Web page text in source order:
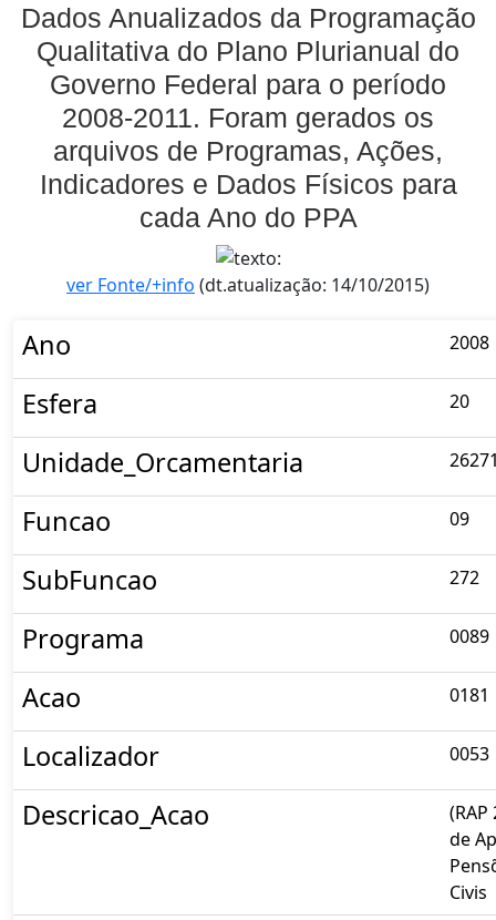
Dados Anualizados da Programação
Qualitativa do Plano Plurianual do
Governo Federal para o período
2008-2011. Foram gerados os
arquivos de Programas, Ações,
Indicadores e Dados Físicos para
cada Ano do PPA
ver Fonte/+info (dt.atualização: 14/10/2015)
Ano 2008
Esfera 20
Unidade_Orcamentaria
Funcao 09
SubFuncao 272
Programa 0089
Acao 0181
Localizador 0053
Descricao_Acao
de
Civis